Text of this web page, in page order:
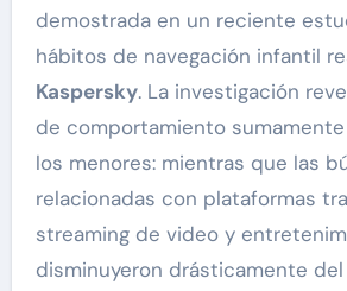
demostrada en un reciente
hábitos de navegación infantil
Kaspersky. La investigación
de comportamiento
los menores: mientras que las
relacionadas con plataformas
streaming de video y
disminuyeron drásticamente del